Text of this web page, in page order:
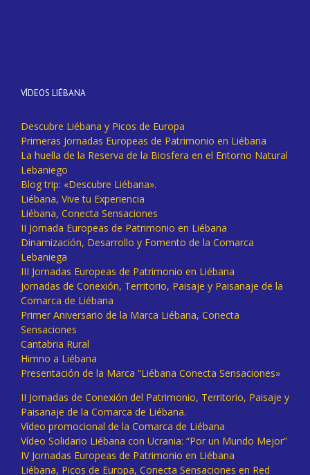
VÍDEOS LIÉBANA
Descubre Liébana y Picos de Europa
Primeras Jornadas Europeas de Patrimonio en Liébana
La huella de la Reserva de la Biosfera en el Entorno Natural
Lebaniego
Blog trip: «Descubre Liébana».
Liébana, Vive tu Experiencia
Liébana, Conecta Sensaciones
II Jornada Europeas de Patrimonio en Liébana
Dinamización, Desarrollo y Fomento de la Comarca
Lebaniega
III Jornadas Europeas de Patrimonio en Liébana
Jornadas de Conexión, Territorio, Paisaje y Paisanaje de la
Comarca de Liébana
Primer Aniversario de la Marca Liébana, Conecta
Sensaciones
Cantabria Rural
Himno a Liébana
Presentación de la Marca “Liébana Conecta Sensaciones»
II Jornadas de Conexión del Patrimonio, Territorio, Paisaje y
Paisanaje de la Comarca de Liébana.
Vídeo promocional de la Comarca de Liébana
Vídeo Solidario Liébana con Ucrania: “Por un Mundo Mejor”
IV Jornadas Europeas de Patrimonio en Liébana
Liébana, Picos de Europa, Conecta Sensaciones en Red